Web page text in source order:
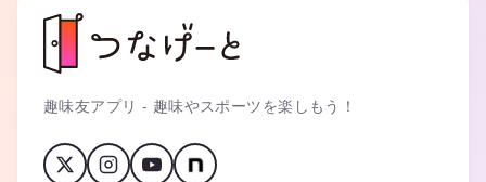
趣味友アプリ - 趣味やスポーツを楽しもう！